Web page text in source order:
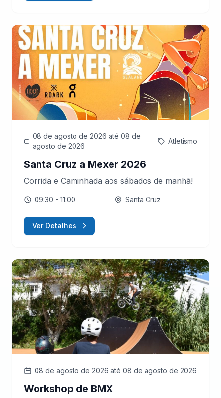
08 de agosto de 2026 até 08 de
agosto de 2026
Atletismo
Santa Cruz a Mexer 2026
Corrida e Caminhada aos sábados de manhã!
09:30 - 11:00 Santa Cruz
Ver Detalhes
08 de agosto de 2026 até 08 de agosto de 2026
Workshop de BMX